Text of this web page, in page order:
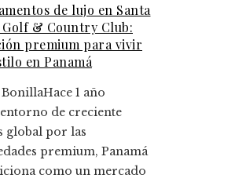
de lujo en Santa
& Country Club:
premium para vivir
en Panamá
BonillaHace 1 año
de creciente
global por las
premium, Panamá
como un mercado